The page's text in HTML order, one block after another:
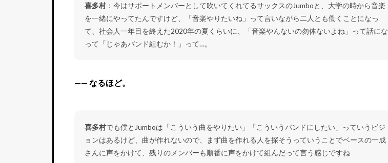
喜多村：今はサポートメンバーとして吹いてくれてるサックスのJumboと、大学の時から音楽
を一緒にやってたんですけど、「音楽やりたいね」って言いながら二人とも働くことになっ
て、社会人一年目を終えた2020年の夏くらいに、「音楽やんないの勿体ないよね」って話にな
って「じゃあバンド組むか！」って…。
—— なるほど。
喜多村でも僕とJumboは「こういう曲をやりたい」「こういうバンドにしたい」っていうビジ
ョンはあるけど、曲が作れないので、まず曲を作れる人を探そうっていうことでベースの一成
さんに声をかけて、残りのメンバーも順番に声をかけて組んだって言う感じですね